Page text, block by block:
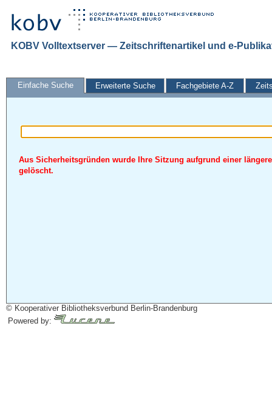
KOBV Volltextserver — Zeitschriftenartikel und e-
Einfache Suche Erweiterte Suche Fachgebiete A-Z
Aus Sicherheitsgründen wurde Ihre Sitzung aufgrund einer
gelöscht.
© Kooperativer Bibliotheksverbund Berlin-Brandenburg
Powered by: